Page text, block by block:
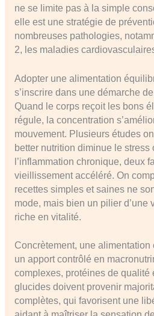
ne se limite pas à la simple
elle est une stratégie de
nombreuses pathologies,
2, les maladies
Adopter une alimentation
s’inscrire dans une démarche
Quand le corps reçoit les bons
régule, la concentration
mouvement. Plusieurs études
better nutrition diminue le stress
l’inflammation chronique, deux
vieillissement accéléré. On
recettes simples et saines ne
mode, mais bien un pilier d’une
riche en vitalité.
Concrètement, une alimentation
un apport contrôlé en
complexes, protéines de qualité
glucides doivent provenir
complètes, qui favorisent une